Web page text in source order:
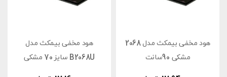
هود مخفی بیمکث مدل 2068
مشکی 90سانت
هود مخفی بیمکث مدل
B2068U سایز 70 مشکی